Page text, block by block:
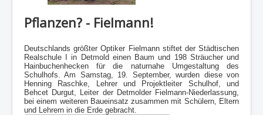
Pflanzen? - Fielmann!
Deutschlands größter Optiker Fielmann stiftet der Städtischen
Realschule I in Detmold einen Baum und 198 Sträucher und
Hainbuchenhecken für die naturnahe Umgestaltung des
Schulhofs. Am Samstag, 19. September, wurden diese von
Henning Raschke, Lehrer und Projektleiter Schulhof, und
Behcet Durgut, Leiter der Detmolder Fielmann-Niederlassung,
bei einem weiteren Baueinsatz zusammen mit Schülern, Eltern
und Lehrern in die Erde gebracht.